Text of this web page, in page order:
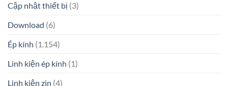
Cập nhật thiết bị (3)
Download (6)
Ép kính (1.154)
Linh kiện ép kính (1)
Linh kiện zin (4)